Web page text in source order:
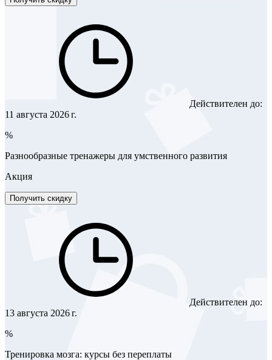
Действителен до:
11 августа 2026 г.
%
Разнообразные тренажеры для умственного развития
Акция
Получить скидку
Действителен до:
13 августа 2026 г.
%
Тренировка мозга: курсы без переплаты